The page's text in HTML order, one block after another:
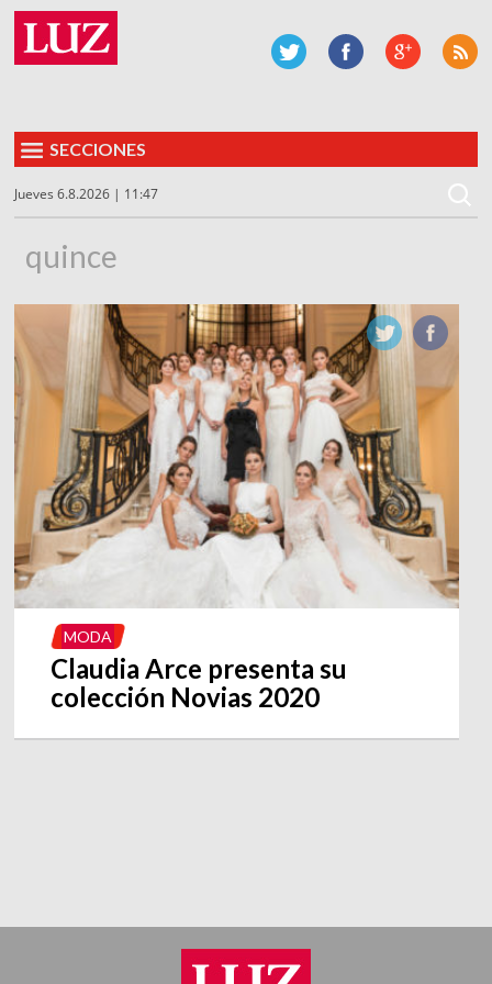
SECCIONES
Jueves 6.8.2026 | 11:47
quince
MODA
Claudia Arce presenta su
colección Novias 2020